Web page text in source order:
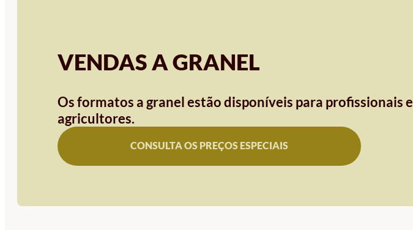
VENDAS A GRANEL
Os formatos a granel estão disponíveis para profissionais e
agricultores.
CONSULTA OS PREÇOS ESPECIAIS